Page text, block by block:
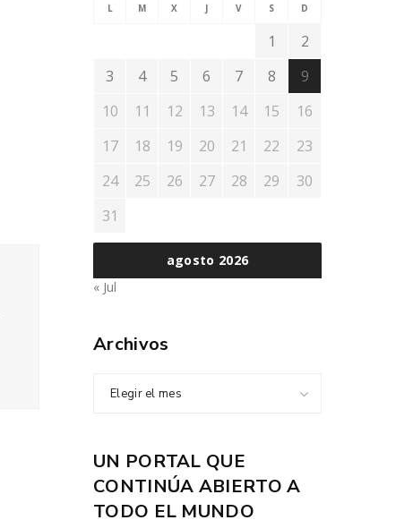
agosto 2026
L M X J V S D
1
2
3
4 5 6 7 8
9
10
11 12 13 14 15
16
17
18 19 20 21 22
23
24
25 26 27 28 29
30
31
« Jul
Archivos
Elegir el mes
UN PORTAL QUE
CONTINÚA ABIERTO A
TODO EL MUNDO